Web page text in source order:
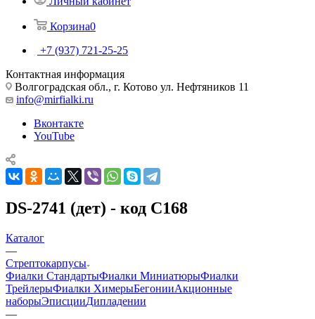
Корзина0
+7 (937) 721-25-25
Контактная информация
Волгоградская обл., г. Котово ул. Нефтяников 11
info@mirfialki.ru
Вконтакте
YouTube
DS-2741 (дет) - код С168
Каталог
—
Стрептокарпусы
Фиалки СтандартыФиалки МиниатюрыФиалки
ТрейлерыФиалки ХимерыБегонииАкционные
наборыЭписцииДипладении
—